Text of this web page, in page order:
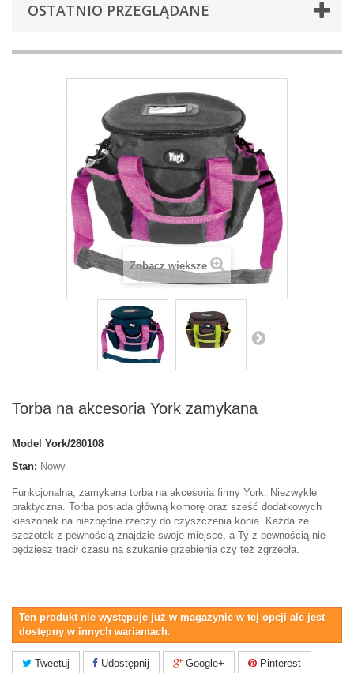
OSTATNIO PRZEGLĄDANE
Zobacz większe
Torba na akcesoria York zamykana
Model York/280108
Stan: Nowy
Funkcjonalna, zamykana torba na akcesoria firmy York. Niezwykle
praktyczna. Torba posiada główną komorę oraz sześć dodatkowych
kieszonek na niezbędne rzeczy do czyszczenia konia. Każda ze
szczotek z pewnością znajdzie swoje miejsce, a Ty z pewnością nie
będziesz tracił czasu na szukanie grzebienia czy też zgrzebła.
Ten produkt nie występuje już w magazynie w tej opcji ale jest
dostępny w innych wariantach.
Tweetuj Udostępnij Google+ Pinterest